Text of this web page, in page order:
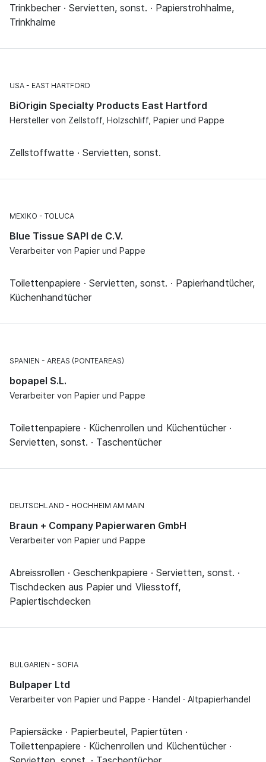
Trinkbecher · Servietten, sonst. · Papierstrohhalme,
Trinkhalme
USA EAST HARTFORD
BiOrigin Specialty Products East Hartford
Hersteller von Zellstoff, Holzschliff, Papier und Pappe
Zellstoffwatte · Servietten, sonst.
MEXIKO TOLUCA
Blue Tissue SAPI de C.V.
Verarbeiter von Papier und Pappe
Toilettenpapiere · Servietten, sonst. · Papierhandtücher,
Küchenhandtücher
SPANIEN AREAS (PONTEAREAS)
bopapel S.L.
Verarbeiter von Papier und Pappe
Toilettenpapiere · Küchenrollen und Küchentücher ·
Servietten, sonst. · Taschentücher
DEUTSCHLAND HOCHHEIM AM MAIN
Braun + Company Papierwaren GmbH
Verarbeiter von Papier und Pappe
Abreissrollen · Geschenkpapiere · Servietten, sonst. ·
Tischdecken aus Papier und Vliesstoff,
Papiertischdecken
BULGARIEN SOFIA
Bulpaper Ltd
Verarbeiter von Papier und Pappe · Handel · Altpapierhandel
Papiersäcke · Papierbeutel, Papiertüten ·
Toilettenpapiere · Küchenrollen und Küchentücher ·